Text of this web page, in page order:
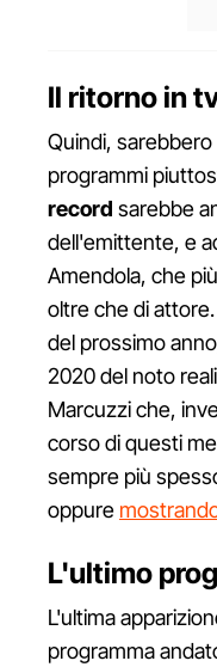
Il ritorno in
Quindi,
programmi
record sarebbe
dell'emittente, e
Amendola, che
oltre che di
del prossimo
2020 del noto
Marcuzzi che,
corso di questi
sempre più
oppure
L'ultimo
L'ultima
programma